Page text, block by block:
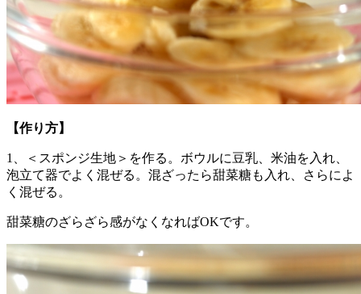
【作り方】
1、＜スポンジ生地＞を作る。ボウルに豆乳、米油を入れ、
泡立て器でよく混ぜる。混ざったら甜菜糖も入れ、さらによ
く混ぜる。
甜菜糖のざらざら感がなくなればOKです。